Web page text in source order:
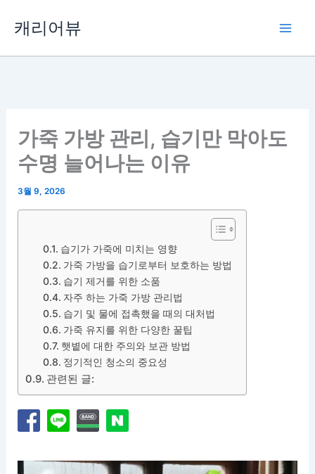
캐리어뷰
가죽 가방 관리, 습기만 막아도
수명 늘어나는 이유
3월 9, 2026
습기가 가죽에 미치는 영향
가죽 가방을 습기로부터 보호하는 방법
습기 제거를 위한 소품
자주 하는 가죽 가방 관리법
습기 및 물에 접촉했을 때의 대처법
가죽 유지를 위한 다양한 꿀팁
햇볕에 대한 주의와 보관 방법
정기적인 청소의 중요성
관련된 글: